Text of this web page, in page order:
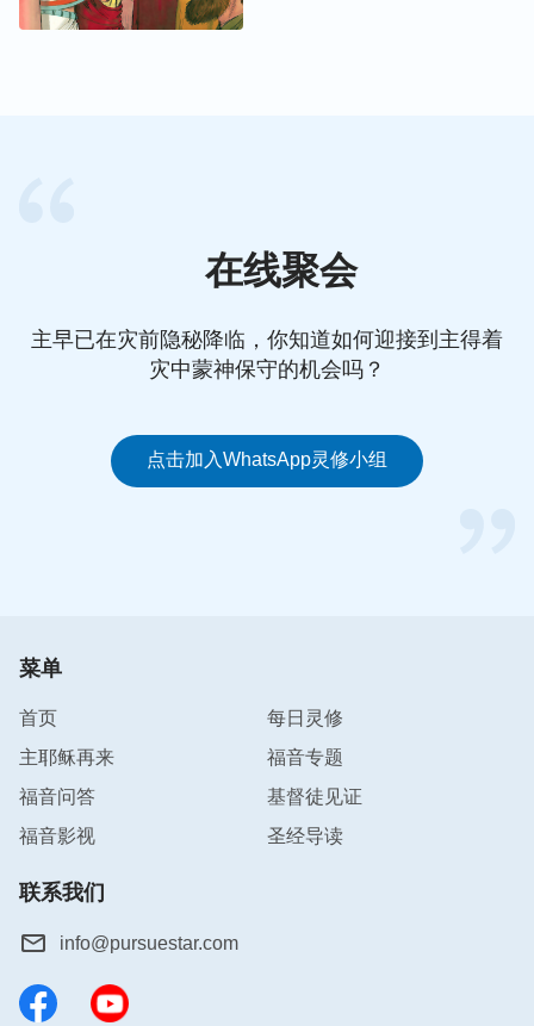
在线聚会
主早已在灾前隐秘降临，你知道如何迎接到主得着
灾中蒙神保守的机会吗？
点击加入WhatsApp灵修小组
菜单
首页
每日灵修
主耶稣再来
福音专题
福音问答
基督徒见证
福音影视
圣经导读
联系我们
info@pursuestar.com